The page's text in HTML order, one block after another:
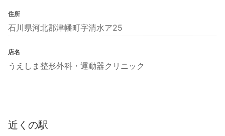
住所
石川県河北郡津幡町字清水ア25
店名
うえしま整形外科・運動器クリニック
近くの駅